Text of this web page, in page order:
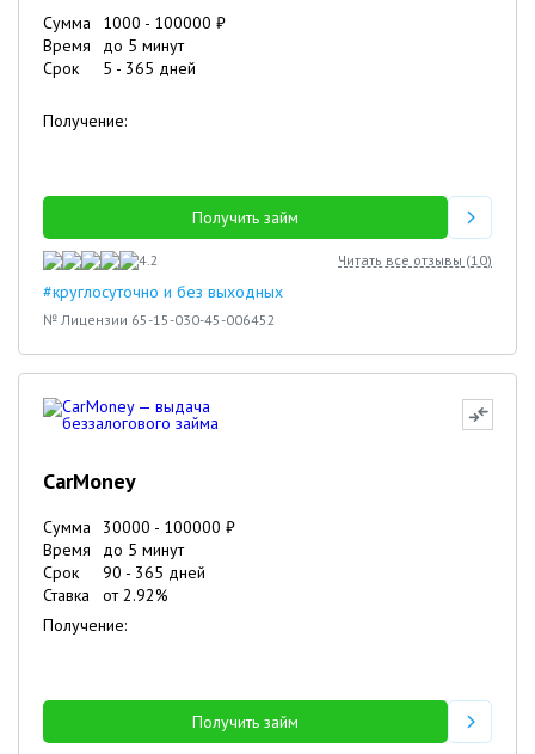
Сумма 1000 - 100000 ₽
Время
до 5 минут
Срок
5 - 365 дней
Получение:
Получить займ
4.2 Читать все отзывы (10)
#круглосуточно и без выходных
№ Лицензии 65-15-030-45-006452
CarMoney
Сумма 30000 - 100000 ₽
Время
до 5 минут
Срок
90 - 365 дней
Ставка
от2.92%
Получение:
Получить займ